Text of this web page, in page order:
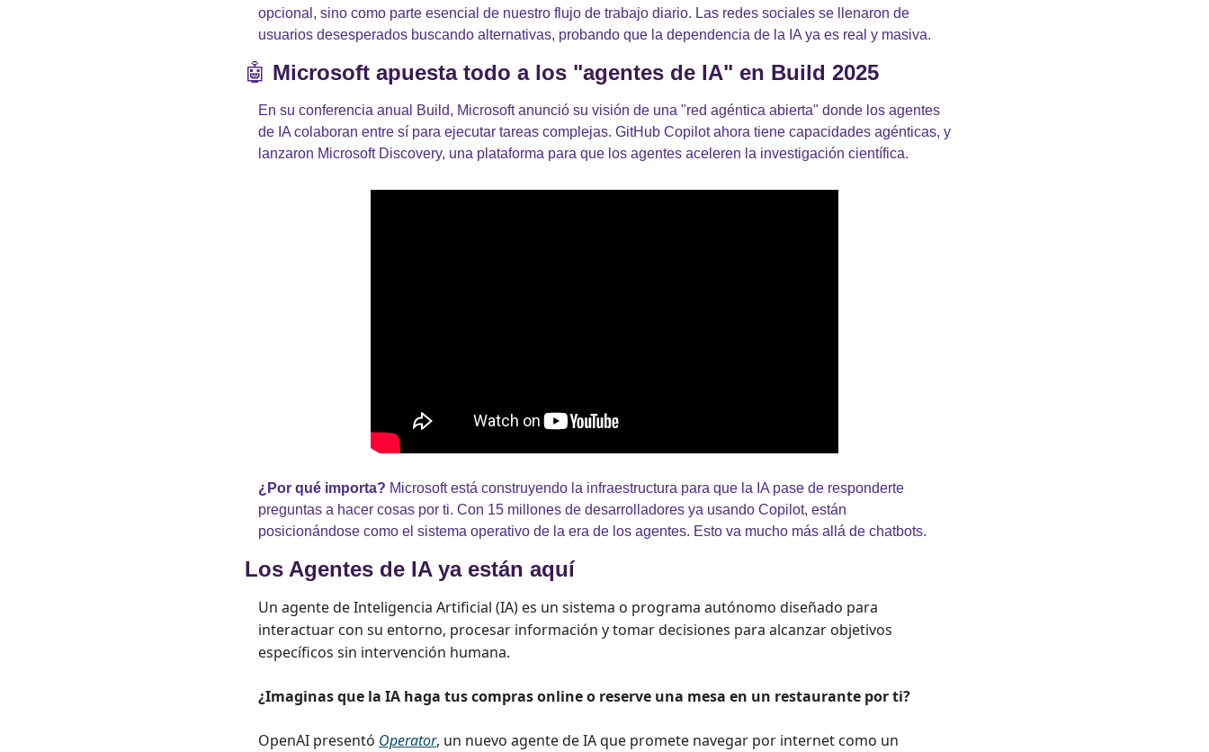
opcional, sino como parte esencial de nuestro flujo de trabajo diario. Las redes sociales se llenaron de
usuarios desesperados buscando alternativas, probando que la dependencia de la IA ya es real y masiva.
🤖 Microsoft apuesta todo a los "agentes de IA" en Build 2025
En su conferencia anual Build, Microsoft anunció su visión de una "red agéntica abierta" donde los agentes
de IA colaboran entre sí para ejecutar tareas complejas. GitHub Copilot ahora tiene capacidades agénticas, y
lanzaron Microsoft Discovery, una plataforma para que los agentes aceleren la investigación científica.
¿Por qué importa? Microsoft está construyendo la infraestructura para que la IA pase de responderte
preguntas a hacer cosas por ti. Con 15 millones de desarrolladores ya usando Copilot, están
posicionándose como el sistema operativo de la era de los agentes. Esto va mucho más allá de chatbots.
Los Agentes de IA ya están aquí
Un agente de Inteligencia Artificial (IA) es un sistema o programa autónomo diseñado para
interactuar con su entorno, procesar información y tomar decisiones para alcanzar objetivos
específicos sin intervención humana.
¿Imaginas que la IA haga tus compras online o reserve una mesa en un restaurante por ti?
OpenAI presentó Operator, un nuevo agente de IA que promete navegar por internet como un